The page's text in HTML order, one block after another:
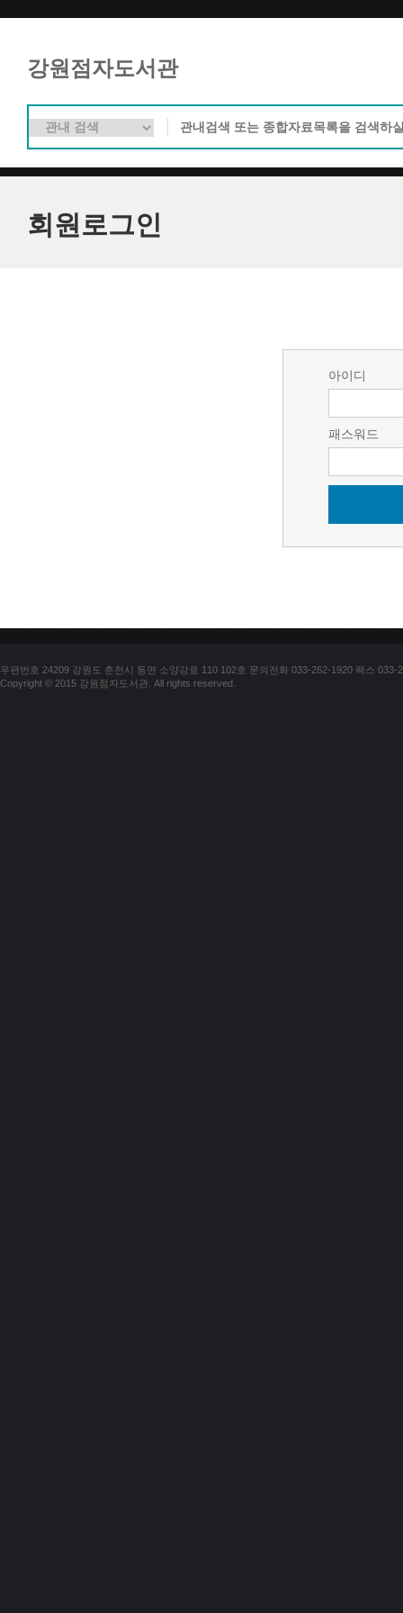
강원점자도서관
회원로그인
아이디
패스워드
우편번호 24209 강원도 춘천시 동면 소양강로 110 102호 문의전화 033-262-1920 팩스 033-
Copyright © 2015 강원점자도서관. All rights reserved.